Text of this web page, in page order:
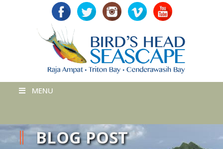
MENU
BLOG POST